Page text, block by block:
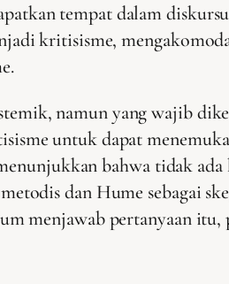
tempat dalam
kritisisme,
namun yang wajib
untuk dapat
bahwa tidak
dan Hume sebagai
menjawab pertanyaan